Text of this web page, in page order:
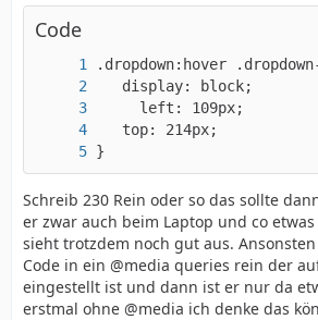
Code
}
Schreib 230 Rein oder so das sollte
er zwar auch beim Laptop und co
sieht trotzdem noch gut aus.
Code in ein @media queries rein der
eingestellt ist und dann ist er nur da
erstmal ohne @media ich denke das